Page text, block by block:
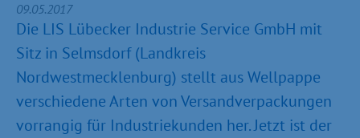
09.05.2017
Die LIS Lübecker Industrie Service GmbH mit
Sitz in Selmsdorf (Landkreis
Nordwestmecklenburg) stellt aus Wellpappe
verschiedene Arten von Versandverpackungen
vorrangig für Industriekunden her. Jetzt ist der